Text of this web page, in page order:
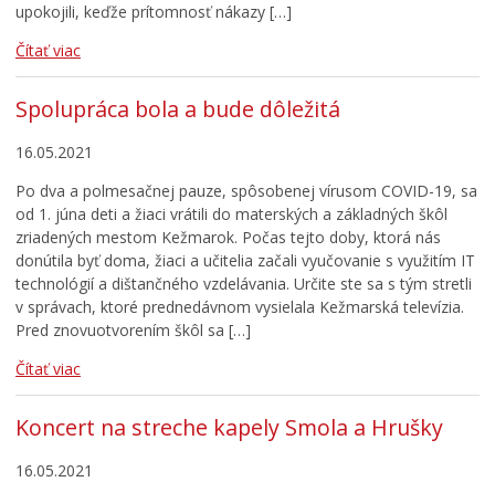
upokojili, keďže prítomnosť nákazy […]
Čítať viac
Spolupráca bola a bude dôležitá
16.05.2021
Po dva a polmesačnej pauze, spôsobenej vírusom COVID-19, sa
od 1. júna deti a žiaci vrátili do materských a základných škôl
zriadených mestom Kežmarok. Počas tejto doby, ktorá nás
donútila byť doma, žiaci a učitelia začali vyučovanie s využitím IT
technológií a dištančného vzdelávania. Určite ste sa s tým stretli
v správach, ktoré prednedávnom vysielala Kežmarská televízia.
Pred znovuotvorením škôl sa […]
Čítať viac
Koncert na streche kapely Smola a Hrušky
16.05.2021